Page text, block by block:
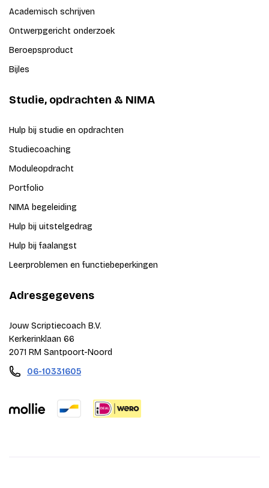
Academisch schrijven
Ontwerpgericht onderzoek
Beroepsproduct
Bijles
Studie, opdrachten & NIMA
Hulp bij studie en opdrachten
Studiecoaching
Moduleopdracht
Portfolio
NIMA begeleiding
Hulp bij uitstelgedrag
Hulp bij faalangst
Leerproblemen en functiebeperkingen
Adresgegevens
Jouw Scriptiecoach B.V.
Kerkerinklaan 66
2071 RM Santpoort-Noord
06-10331605